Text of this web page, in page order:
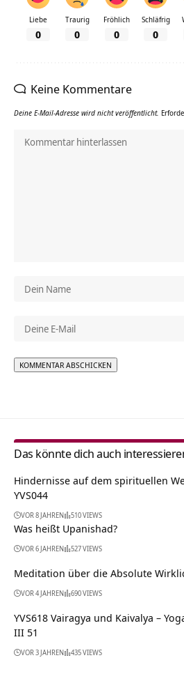
Liebe
0
Traurig
0
Fröhlich
0
Schläfrig
0
Keine Kommentare
Deine E-Mail-Adresse wird nicht veröffentlicht.
Das könnte dich auch
Hindernisse auf dem spirituellen
YVS044
VOR 8 JAHREN 510 VIEWS
Was heißt Upanishad?
VOR 6 JAHREN 527 VIEWS
Meditation über die Absolute
VOR 4 JAHREN 690 VIEWS
YVS618 Vairagya und Kaivalya –
III 51
VOR 3 JAHREN 435 VIEWS